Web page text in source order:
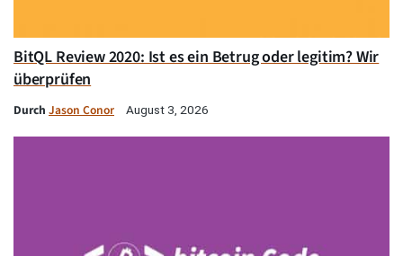
BitQL Review 2020: Ist es ein Betrug oder legitim? Wir
überprüfen
Durch Jason Conor August 3, 2026